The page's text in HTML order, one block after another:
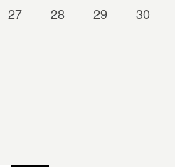
27 28 29
30